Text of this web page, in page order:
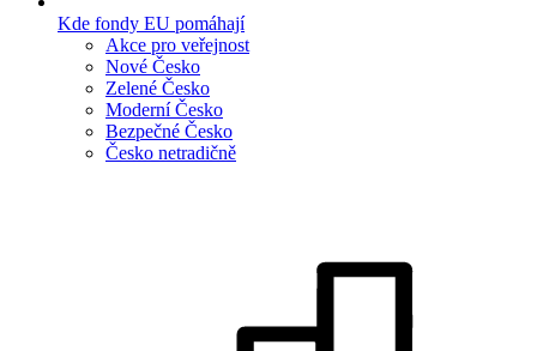
Kde fondy EU pomáhají
Akce pro veřejnost
Nové Česko
Zelené Česko
Moderní Česko
Bezpečné Česko
Česko netradičně